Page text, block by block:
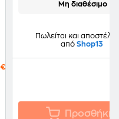
Μη διαθέσιμο
Πωλείται και
από Shop13
Προσθήκη